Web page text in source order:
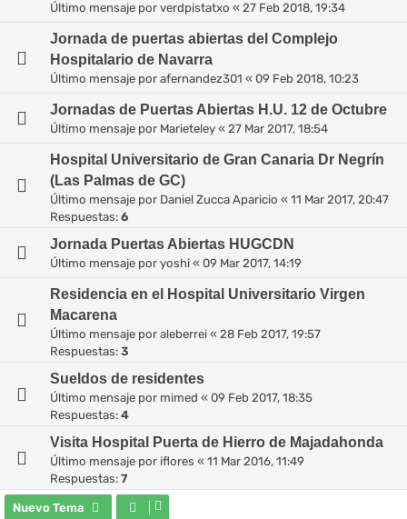
Último mensaje por verdpistatxo « 27 Feb 2018, 19:34
Jornada de puertas abiertas del Complejo
Hospitalario de Navarra
Último mensaje por afernandez301 « 09 Feb 2018, 10:23
Jornadas de Puertas Abiertas H.U. 12 de Octubre
Último mensaje por Marieteley « 27 Mar 2017, 18:54
Hospital Universitario de Gran Canaria Dr Negrín
(Las Palmas de GC)
Último mensaje por Daniel Zucca Aparicio « 11 Mar 2017, 20:47
Respuestas: 6
Jornada Puertas Abiertas HUGCDN
Último mensaje por yoshi « 09 Mar 2017, 14:19
Residencia en el Hospital Universitario Virgen
Macarena
Último mensaje por aleberrei « 28 Feb 2017, 19:57
Respuestas: 3
Sueldos de residentes
Último mensaje por mimed « 09 Feb 2017, 18:35
Respuestas: 4
Visita Hospital Puerta de Hierro de Majadahonda
Último mensaje por iflores « 11 Mar 2016, 11:49
Respuestas: 7
Nuevo Tema